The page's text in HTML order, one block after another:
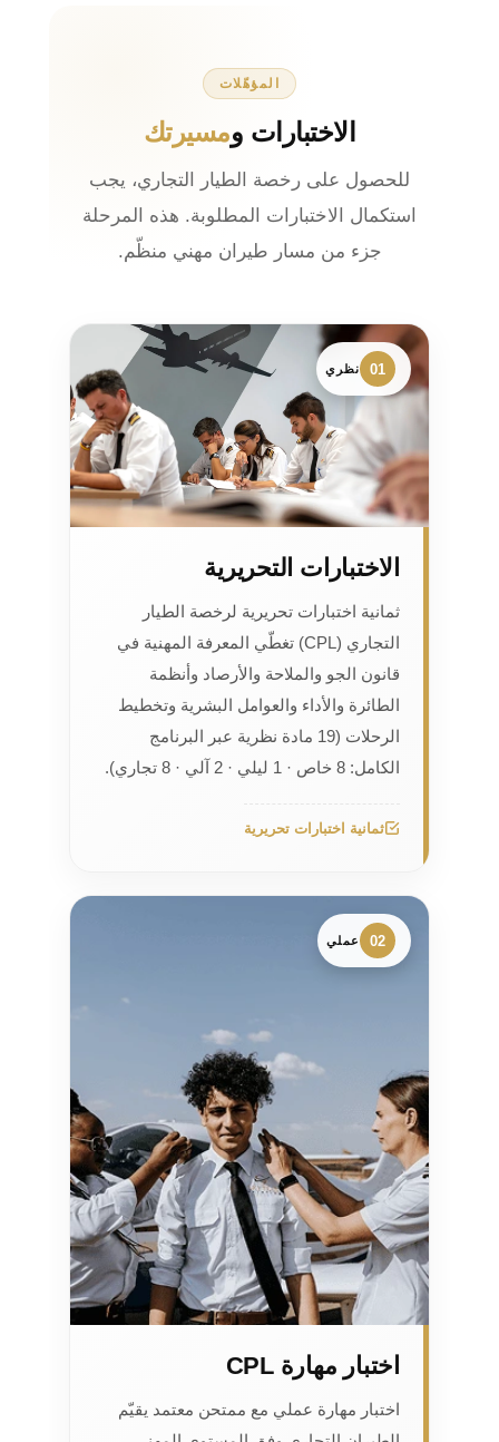
المؤهّلات
الاختبارات ومسيرتك
للحصول على رخصة الطيار التجاري، يجب
استكمال الاختبارات المطلوبة. هذه المرحلة
جزء من مسار طيران مهني منظّم.
01 نظري
الاختبارات التحريرية
ثمانية اختبارات تحريرية لرخصة الطيار
التجاري (CPL) تغطّي المعرفة المهنية في
قانون الجو والملاحة والأرصاد وأنظمة
الطائرة والأداء والعوامل البشرية وتخطيط
الرحلات (19 مادة نظرية عبر البرنامج
الكامل: 8 خاص · 1 ليلي · 2 آلي · 8 تجاري).
ثمانية اختبارات تحريرية
02 عملي
اختبار مهارة CPL
اختبار مهارة عملي مع ممتحن معتمد يقيّم